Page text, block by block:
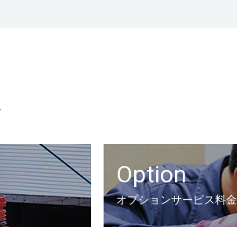
Option
オプションサービス料金